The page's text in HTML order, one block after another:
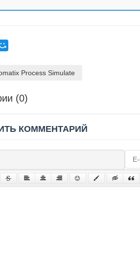
Process Simulate
(0)
КОММЕНТАРИЙ